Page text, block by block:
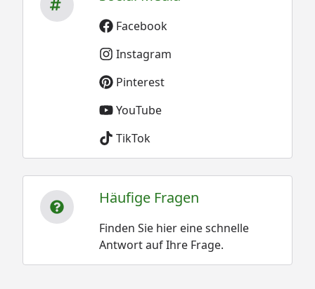
Facebook
Instagram
Pinterest
YouTube
TikTok
Häufige Fragen
Finden Sie hier eine schnelle
Antwort auf Ihre Frage.